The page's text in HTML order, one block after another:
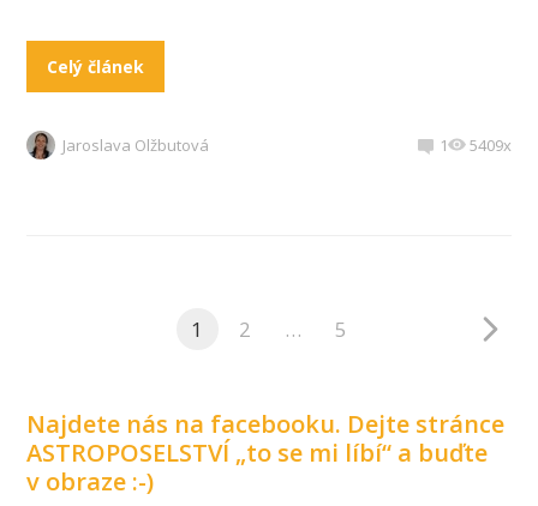
Celý článek
Jaroslava Olžbutová 1 5409x
1 2 … 5
Najdete nás na facebooku. Dejte stránce
ASTROPOSELSTVÍ „to se mi líbí“ a buďte
v obraze :-)